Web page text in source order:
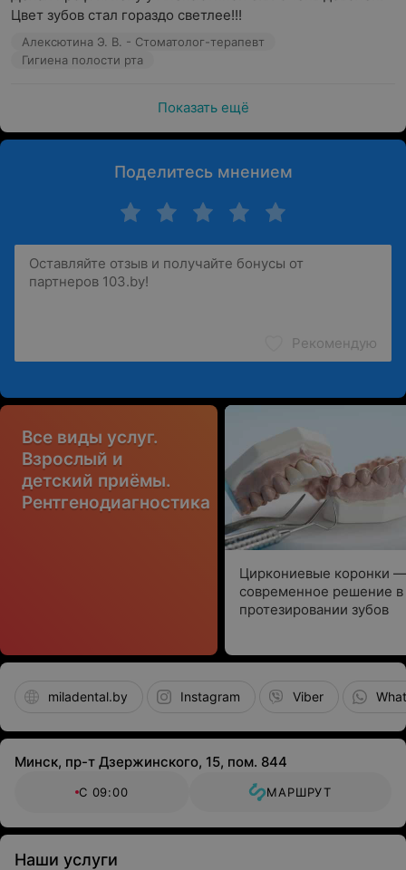
Цвет зубов стал гораздо светлее!!!
Алексютина Э. В. - Стоматолог-терапевт
Гигиена полости рта
Показать ещё
Поделитесь мнением
Рекомендую
Все виды услуг.
Взрослый и
детский приёмы.
Рентгенодиагностика
Циркониевые коронки —
современное решение в
протезировании зубов
miladental.by Instagram Viber
Минск, пр-т Дзержинского, 15, пом. 844
С 09:00 МАРШРУТ
Наши услуги